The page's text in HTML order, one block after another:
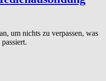
um nichts zu verpassen, was